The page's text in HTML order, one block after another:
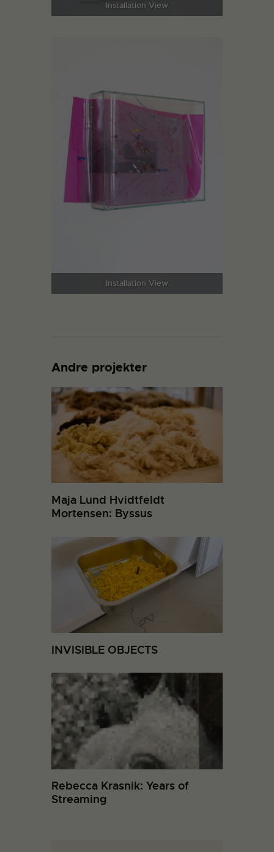
Installation View
Installation View
Andre projekter
Maja Lund Hvidtfeldt
Mortensen: Byssus
INVISIBLE OBJECTS
Rebecca Krasnik: Years of
Streaming